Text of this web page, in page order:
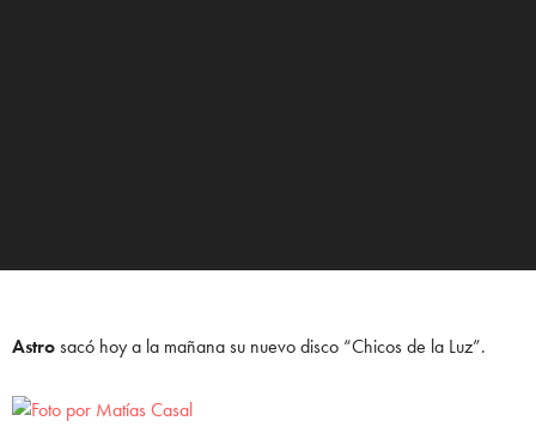
Astrosacó hoy a la mañana su nuevo disco “Chicos de la Luz”.